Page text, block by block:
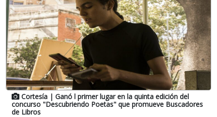
Cortesía | Ganó l primer lugar en la quinta edición del
concurso "Descubriendo Poetas" que promueve Buscadores
de Libros